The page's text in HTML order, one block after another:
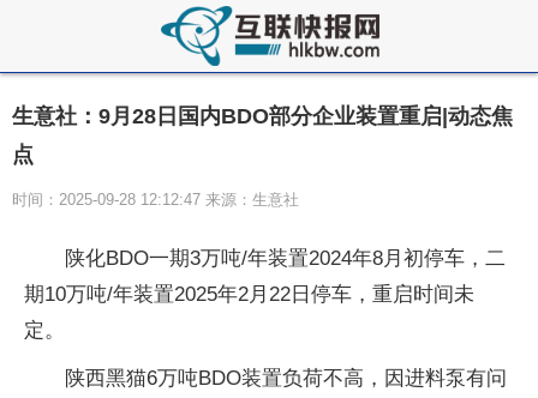
生意社：9月28日国内BDO部分企业装置重启|动态焦
点
时间：2025-09-28 12:12:47 来源：生意社
陕化BDO一期3万吨/年装置2024年8月初停车，二
期10万吨/年装置2025年2月22日停车，重启时间未
定。
陕西黑猫6万吨BDO装置负荷不高，因进料泵有问